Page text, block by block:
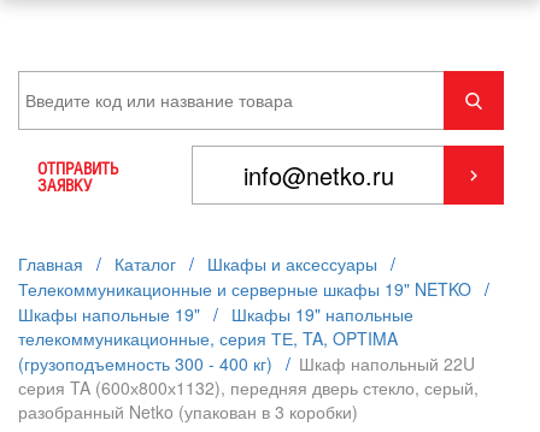
ОТПРАВИТЬ
ЗАЯВКУ
Главная / Каталог / Шкафы и аксессуары /
Телекоммуникационные и серверные шкафы 19" NETKO /
Шкафы напольные 19" / Шкафы 19" напольные
телекоммуникационные, серия ТЕ, TA, OPTIMA
(грузоподъемность 300 - 400 кг) / Шкаф напольный 22U
серия TA (600х800х1132), передняя дверь стекло, серый,
разобранный Netko (упакован в 3 коробки)